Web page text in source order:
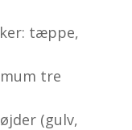
tæppe,
tre
(gulv,